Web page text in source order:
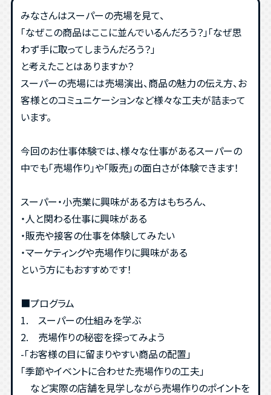
みなさんはスーパーの売場を見て、
「なぜこの商品はここに並んでいるんだろう？」「なぜ思
わず手に取ってしまうんだろう？」
と考えたことはありますか？
スーパーの売場には売場演出、商品の魅力の伝え方、お
客様とのコミュニケーションなど様々な工夫が詰まって
います。
今回のお仕事体験では、様々な仕事があるスーパーの
中でも「売場作り」や「販売」の面白さが体験できます！
スーパー・小売業に興味がある方はもちろん、
・人と関わる仕事に興味がある
・販売や接客の仕事を体験してみたい
・マーケティングや売場作りに興味がある
という方にもおすすめです！
■プログラム
1. スーパーの仕組みを学ぶ
2. 売場作りの秘密を探ってみよう
-「お客様の目に留まりやすい商品の配置」
「季節やイベントに合わせた売場作りの工夫」
など実際の店舗を見学しながら売場作りのポイントを